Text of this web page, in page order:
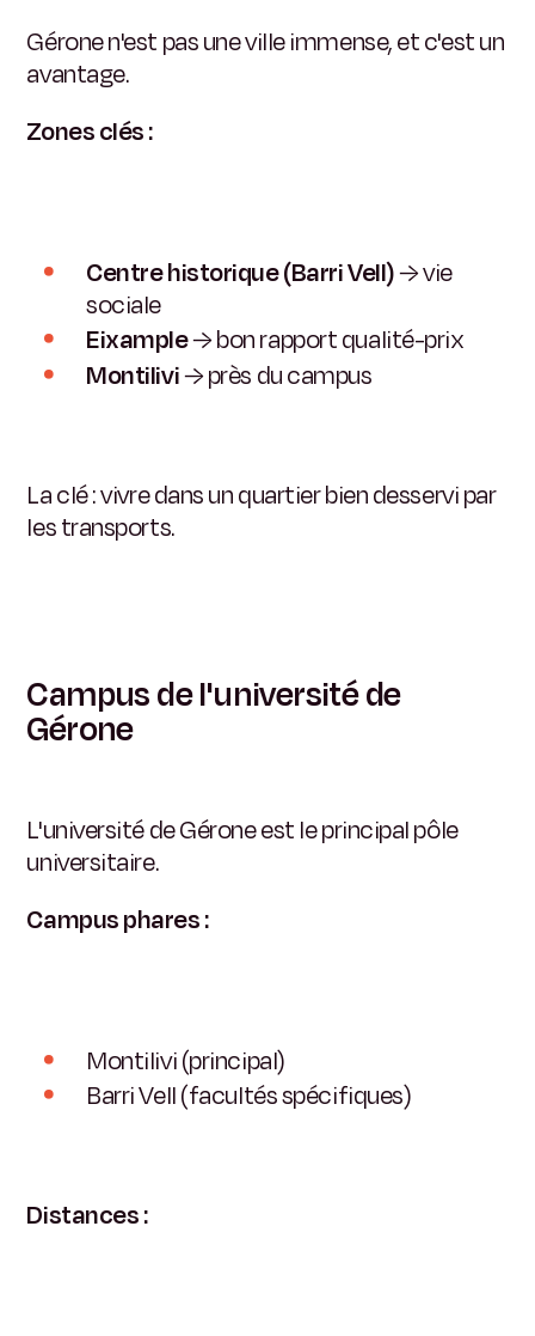
Gérone n'est pas une ville immense, et c'est un
avantage.
Zones clés :
Centre historique (Barri Vell)→ vie
sociale
Eixample→ bon rapport qualité-prix
Montilivi→ près du campus
La clé : vivre dans un quartier bien desservi par
les transports.
Campus de l'université de
Gérone
L'université de Gérone est le principal pôle
universitaire.
Campus phares :
Montilivi (principal)
Barri Vell (facultés spécifiques)
Distances :